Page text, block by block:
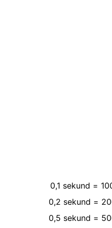
0,1 sekund =
0,2 sekund =
0,5 sekund =